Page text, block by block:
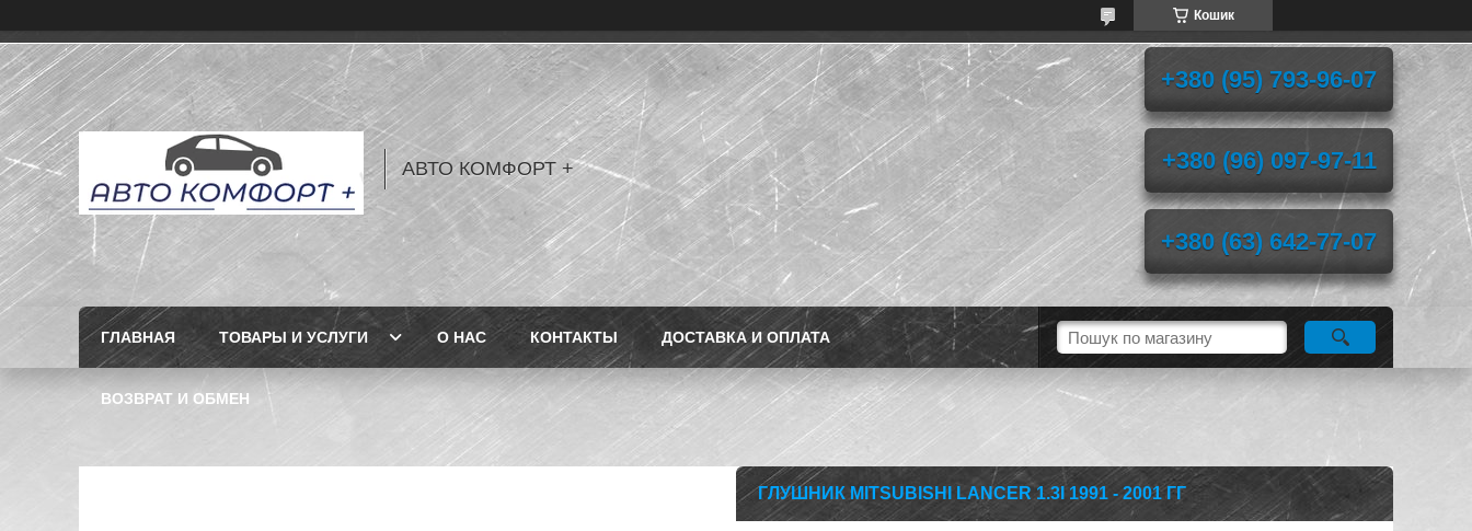
Кошик
АВТО КОМФОРТ +
+380 (95) 793-96-07
+380 (96) 097-97-11
+380 (63) 642-77-07
ГЛАВНАЯ ТОВАРЫ И УСЛУГИ О НАС КОНТАКТЫ ДОСТАВКА И ОПЛАТА
ВОЗВРАТ И ОБМЕН
ГЛУШНИК MITSUBISHI LANCER 1.3I 1991 - 2001 ГГ